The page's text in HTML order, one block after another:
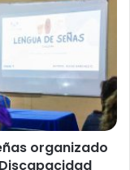
organizado